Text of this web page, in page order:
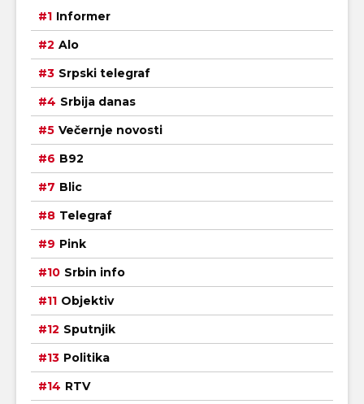
Informer
Alo
Srpski telegraf
Srbija danas
Večernje novosti
B92
Blic
Telegraf
Pink
Srbin info
Objektiv
Sputnjik
Politika
RTV